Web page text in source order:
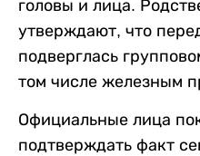
головы и лица.
утверждают, что
подверглась
том числе железным
Официальные лица
подтверждать факт